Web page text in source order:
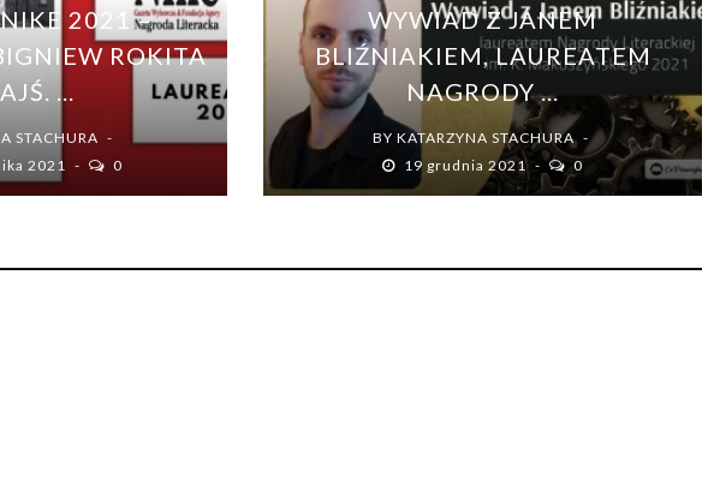
2021 –
ROKITA
...
STACHURA
2021
0
WYWIAD Z JANEM
BLIŹNIAKIEM, LAUREATEM
NAGRODY ...
BY KATARZYNA STACHURA
19 grudnia 2021
0